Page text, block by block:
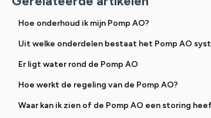
Hoe onderhoud ik mijn Pomp AO?
Uit welke onderdelen bestaat het Pomp AO
Er ligt water rond de Pomp AO
Hoe werkt de regeling van de Pomp AO?
Waar kan ik zien of de Pomp AO een storing